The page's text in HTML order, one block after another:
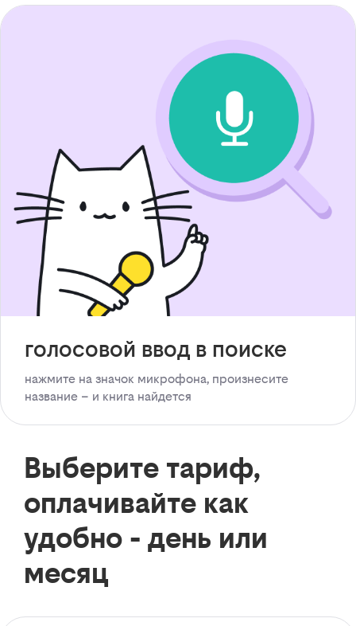
голосовой ввод в поиске
нажмите на значок микрофона, произнесите
название – и книга найдется
Выберите тариф,
оплачивайте как
удобно - день или
месяц